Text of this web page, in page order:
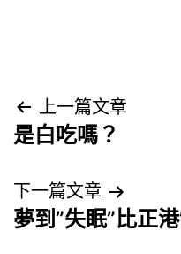
文
章
導
覽
上一篇文章
是白吃嗎？
下一篇文章
夢到”失眠”比正